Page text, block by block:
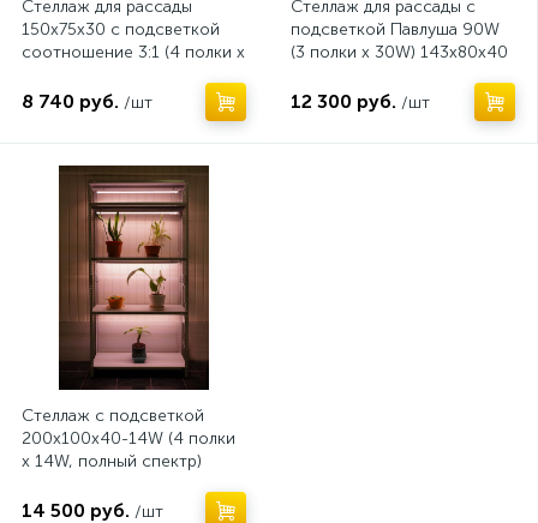
Стеллаж для рассады
150x75х30 с подсветкой
соотношение 3:1 (4 полки х
8 740 руб. /шт
Стеллаж для рассады с
подсветкой Павлуша 90W
(3 полки х 30W) 143x80x40
12 300 руб. /шт
Стеллаж с подсветкой
200х100х40-14W (4 полки
х 14W, полный спектр)
14 500 руб. /шт